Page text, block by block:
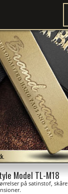
Model TL-M18
på satinstof,